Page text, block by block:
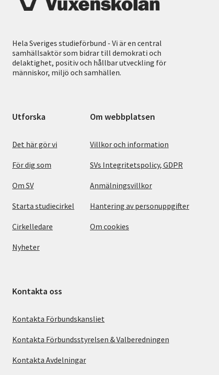
Hela Sveriges studieförbund - Vi är en central
samhällsaktör som bidrar till demokrati och
delaktighet, positiv och hållbar utveckling för
människor, miljö och samhällen.
Utforska
Det här gör vi
För dig som
Om SV
Starta studiecirkel
Cirkelledare
Nyheter
Om webbplatsen
Villkor och information
SVs Integritetspolicy, GDPR
Anmälningsvillkor
Hantering av personuppgifter
Om cookies
Kontakta oss
Kontakta Förbundskansliet
Kontakta Förbundsstyrelsen & Valberedningen
Kontakta Avdelningar